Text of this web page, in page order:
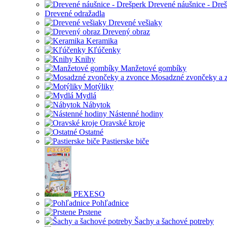
Drevené náušnice -
Drevené odražadla
Drevené vešiaky
Drevený obraz
Keramika
Kľúčenky
Knihy
Manžetové gombíky
Mosadzné zvončeky a
Motýliky
Mydlá
Nábytok
Nástenné hodiny
Oravské kroje
Ostatné
Pastierske biče
PEXESO
Pohľadnice
Prstene
Šachy a šachové potreby